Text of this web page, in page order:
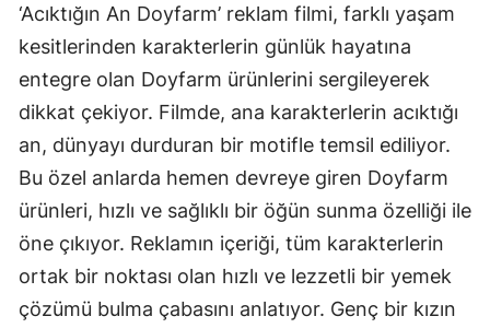
‘Acıktığın An Doyfarm’ reklam filmi, farklı yaşam
kesitlerinden karakterlerin günlük hayatına
entegre olan Doyfarm ürünlerini sergileyerek
dikkat çekiyor. Filmde, ana karakterlerin acıktığı
an, dünyayı durduran bir motifle temsil ediliyor.
Bu özel anlarda hemen devreye giren Doyfarm
ürünleri, hızlı ve sağlıklı bir öğün sunma özelliği ile
öne çıkıyor. Reklamın içeriği, tüm karakterlerin
ortak bir noktası olan hızlı ve lezzetli bir yemek
çözümü bulma çabasını anlatıyor. Genç bir kızın